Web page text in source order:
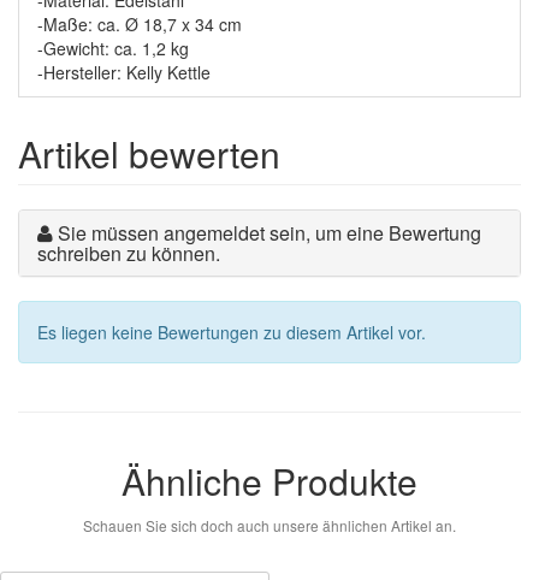
-Maße: ca. Ø 18,7 x 34 cm
-Gewicht: ca. 1,2 kg
-Hersteller: Kelly Kettle
Artikel bewerten
Sie müssen angemeldet sein, um eine Bewertung
schreiben zu können.
Es liegen keine Bewertungen zu diesem Artikel vor.
Ähnliche Produkte
Schauen Sie sich doch auch unsere ähnlichen Artikel an.